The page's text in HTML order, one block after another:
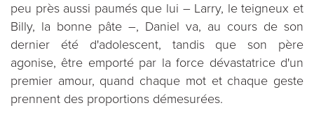
peu près aussi paumés que lui – Larry, le teigneux et
Billy, la bonne pâte –, Daniel va, au cours de son
dernier été d'adolescent, tandis que son père
agonise, être emporté par la force dévastatrice d'un
premier amour, quand chaque mot et chaque geste
prennent des proportions démesurées.